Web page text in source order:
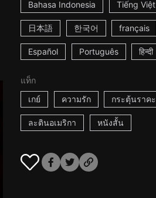
Bahasa Indonesia Tiếng Việt
日本語 한국어 français
Español Português हिन्दी
แท็ก
เกย์
ความรัก กระตุ้นราคะ
ละตินอเมริกา หนังสั้น